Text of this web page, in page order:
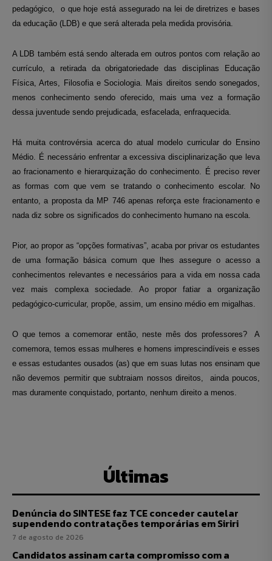
pedagógico, o que hoje está assegurado na lei de diretrizes e bases
da educação (LDB) e que será alterada pela medida provisória.
A LDB também está sendo alterada em outros pontos com relação ao
currículo, a retirada da obrigatoriedade das disciplinas Educação
Física, Artes, Filosofia e Sociologia. Mais direitos sendo sonegados,
menos conhecimento sendo oferecido, mais uma vez a formação
dessa juventude sendo prejudicada, esfacelada, enfraquecida.
Há muita controvérsia acerca do atual modelo curricular do Ensino
Médio. É necessário enfrentar a excessiva disciplinarização que leva
ao fracionamento e hierarquização do conhecimento. É preciso rever
as formas com que vem se tratando o conhecimento escolar. No
entanto, a proposta da MP 746 apenas reforça este fracionamento e
nada diz sobre os significados do conhecimento humano na escola.
Pior, ao propor as “opções formativas”, acaba por privar os estudantes
de uma formação básica comum que lhes assegure o acesso a
conhecimentos relevantes e necessários para a vida em nossa cada
vez mais complexa sociedade. Ao propor fatiar a organização
pedagógico-curricular, propõe, assim, um ensino médio em migalhas.
O que temos a comemorar então, neste mês dos professores? A
comemora, temos essas mulheres e homens imprescindíveis e esses
e essas estudantes ousados (as) que em suas lutas nos ensinam que
não devemos permitir que subtraiam nossos direitos, ainda poucos,
mas duramente conquistado, portanto, nenhum direito a menos.
Últimas
Denúncia do SINTESE faz TCE conceder cautelar
supendendo contratações temporárias em Siriri
7 de agosto de 2026
Candidatos assinam carta compromisso com a